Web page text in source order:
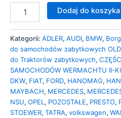
Dodaj do koszyka
Kategorii: ADLER, AUDI, BMW,
do samochodów zabytkowych
do Traktorów zabytkowych,
SAMOCHODÓW WERMACHTU II-
DKW, FIAT, FORD, HANOMAG,
MAYBACH, MERCEDES,
NSU, OPEL , POZOSTAŁE, PRESTO,
STOEWER, TATRA, volkswagen,